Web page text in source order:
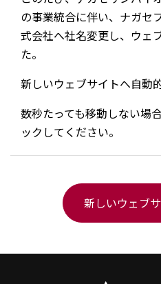
の事業統合に伴い、ナガセ
式会社へ社名変更し、ウェ
た。
新しいウェブサイトへ自動
数秒たっても移動しない場
ックしてください。
新しいウェブ